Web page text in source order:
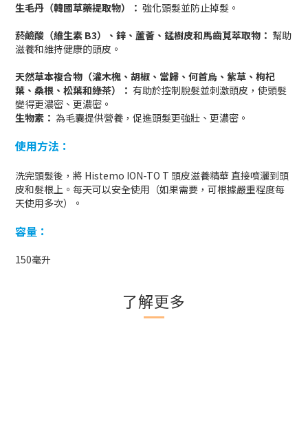
生毛丹（韓國草藥提取物）
： 強化頭髮並防止掉髮。
菸鹼酸（維生素 B3）、鋅、蘆薈、錳樹皮和馬齒莧萃取物 ： 幫助
滋養和維持健康的頭皮。
天然草本複合物（灌木槐、胡椒、當歸、何首烏、紫草、枸杞
葉、桑根、松葉和綠茶）
： 有助於控制脫髮並刺激頭皮，使頭髮
變得更濃密、更濃密。
生物素 ： 為毛囊提供營養，促進頭髮更強壯、更濃密。
使用方法：
洗完頭髮後，將 Histemo ION-TO T 頭皮滋養精華 直接噴灑到頭
皮和髮根上。每天可以安全使用（如果需要，可根據嚴重程度每
天使用多次）。
容量：
150毫升
了解更多